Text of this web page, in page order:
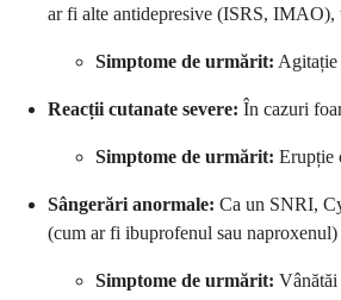
ar fi alte antidepresive (ISRS, IMAO),
Simptome de urmărit: Agitație
Reacții cutanate severe: În cazuri
Simptome de urmărit: Erupție
Sângerări anormale: Ca un SNRI,
(cum ar fi ibuprofenul sau
Simptome de urmărit: Vânătăi